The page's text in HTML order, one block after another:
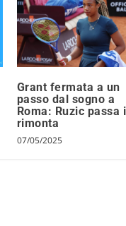
Grant fermata a un
passo dal sogno a
Roma: Ruzic passa
rimonta
07/05/2025